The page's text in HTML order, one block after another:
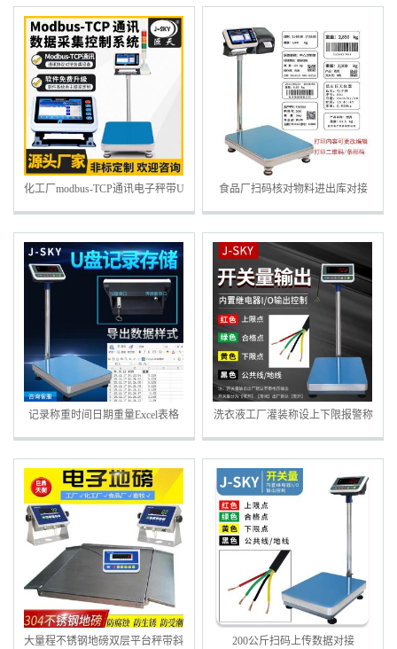
化工厂modbus-TCP通讯电子秤带U
盘储存报警打印
食品厂扫码核对物料进出库对接
ERP/MES系统电子秤
记录称重时间日期重量Excel表格
WiFi蓝牙连接电脑电子秤
洗衣液工厂灌装称设上下限报警称
重控制开关量电子秤
大量程不锈钢地磅双层平台秤带斜 200公斤扫码上传数据对接